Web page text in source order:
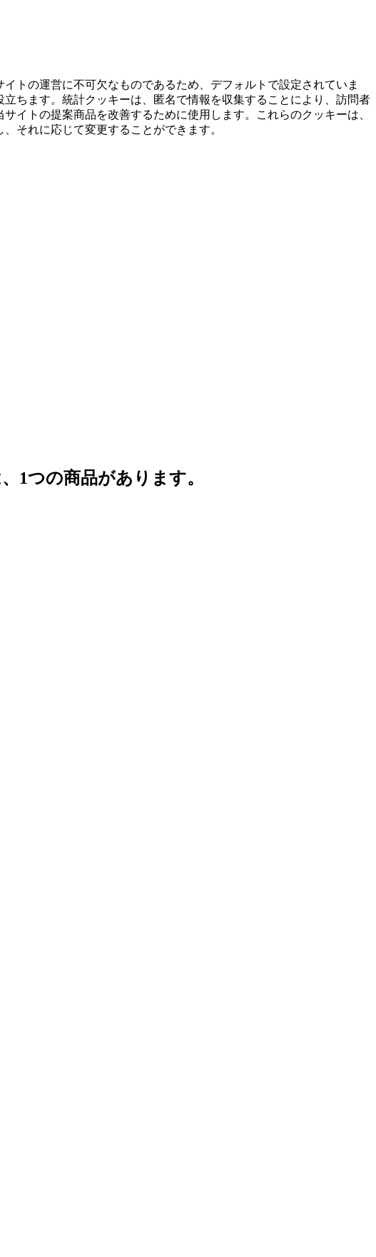
トの運営に不可欠なものであるため、デフォルトで設定されていま
ちます。統計クッキーは、匿名で情報を収集することにより、訪問者
イトの提案商品を改善するために使用します。これらのクッキーは、
それに応じて変更することができます。
1つの商品があります。